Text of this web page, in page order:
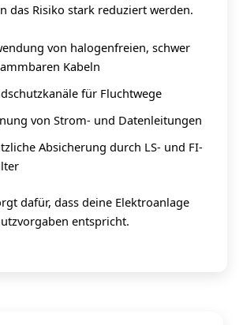
das Risiko stark reduziert werden.
von halogenfreien, schwer
Kabeln
für Fluchtwege
von Strom- und Datenleitungen
Absicherung durch LS- und FI-
dafür, dass deine Elektroanlage
entspricht.